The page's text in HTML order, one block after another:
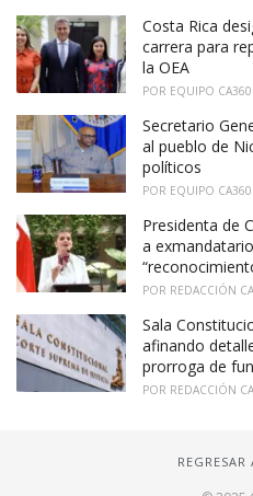
Costa Rica
carrera para
la OEA
POR EQUIPO CA360
Secretario
al pueblo de
políticos
POR EQUIPO CA360
Presidenta de
a
POR REDACCIÓN
Sala
afinando
prorroga de
POR REDACCIÓN